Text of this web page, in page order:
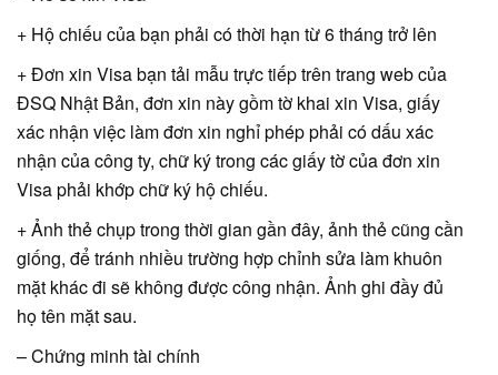
+ Hộ chiếu của bạn phải có thời hạn từ 6 tháng trở lên
+ Đơn xin Visa bạn tải mẫu trực tiếp trên trang web của
ĐSQ Nhật Bản, đơn xin này gồm tờ khai xin Visa, giấy
xác nhận việc làm đơn xin nghỉ phép phải có dấu xác
nhận của công ty, chữ ký trong các giấy tờ của đơn xin
Visa phải khớp chữ ký hộ chiếu.
+ Ảnh thẻ chụp trong thời gian gần đây, ảnh thẻ cũng cần
giống, để tránh nhiều trường hợp chỉnh sửa làm khuôn
mặt khác đi sẽ không được công nhận. Ảnh ghi đầy đủ
họ tên mặt sau.
– Chứng minh tài chính